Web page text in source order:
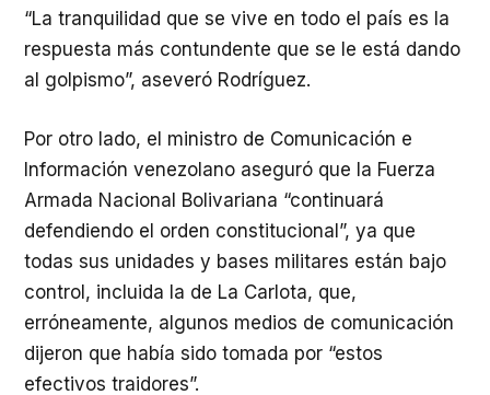
“La tranquilidad que se vive en todo el país es la
respuesta más contundente que se le está dando
al golpismo”, aseveró Rodríguez.
Por otro lado, el ministro de Comunicación e
Información venezolano aseguró que la Fuerza
Armada Nacional Bolivariana “continuará
defendiendo el orden constitucional”, ya que
todas sus unidades y bases militares están bajo
control, incluida la de La Carlota, que,
erróneamente, algunos medios de comunicación
dijeron que había sido tomada por “estos
efectivos traidores”.